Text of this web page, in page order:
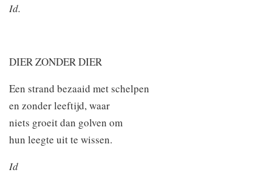
Id.
DIER ZONDER DIER
Een strand bezaaid met schelpen
en zonder leeftijd, waar
niets groeit dan golven om
hun leegte uit te wissen.
Id